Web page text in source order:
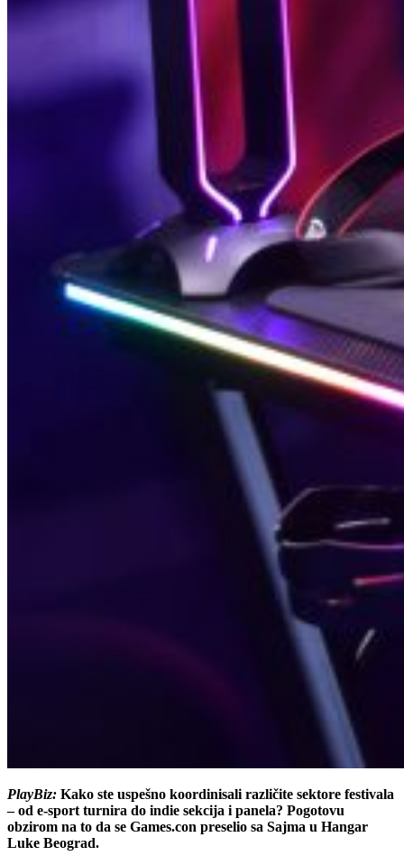
PlayBiz: Kako ste uspešno koordinisali različite sektore festivala
– od e-sport turnira do indie sekcija i panela? Pogotovu
obzirom na to da se Games.con preselio sa Sajma u Hangar
Luke Beograd.